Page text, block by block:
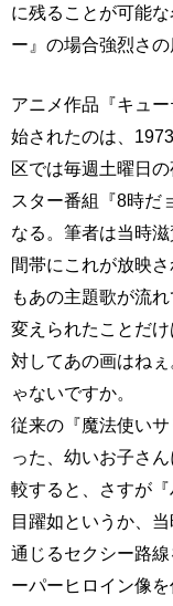
に残ることが可能
ー』の場合強烈さ
アニメ作品『キュ
始されたのは、
区では毎週土曜日
スター番組『8時だ
なる。筆者は当時
間帯にこれが放映
もあの主題歌が流
変えられたことだ
対してあの画はね
ゃないですか。
従来の『魔法使い
った、幼いお子さ
較すると、さすが
目躍如というか、
通じるセクシー路
ーパーヒロイン像